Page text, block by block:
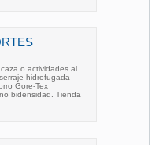
o actividades al
hidrofugada
Gore-Tex
bidensidad. Tienda